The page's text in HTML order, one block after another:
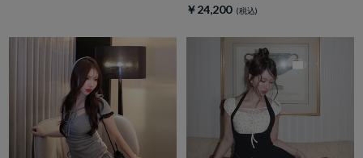
￥24,200